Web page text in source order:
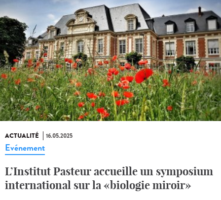
ACTUALITÉ 16.05.2025
Evénement
L’Institut Pasteur accueille un symposium
international sur la «biologie miroir»